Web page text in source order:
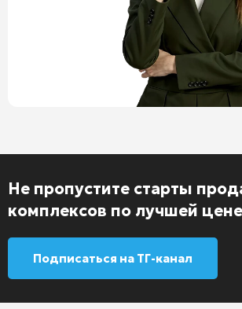
Не пропустите старты
комплексов по лучшей цене
Подписаться на ТГ-канал